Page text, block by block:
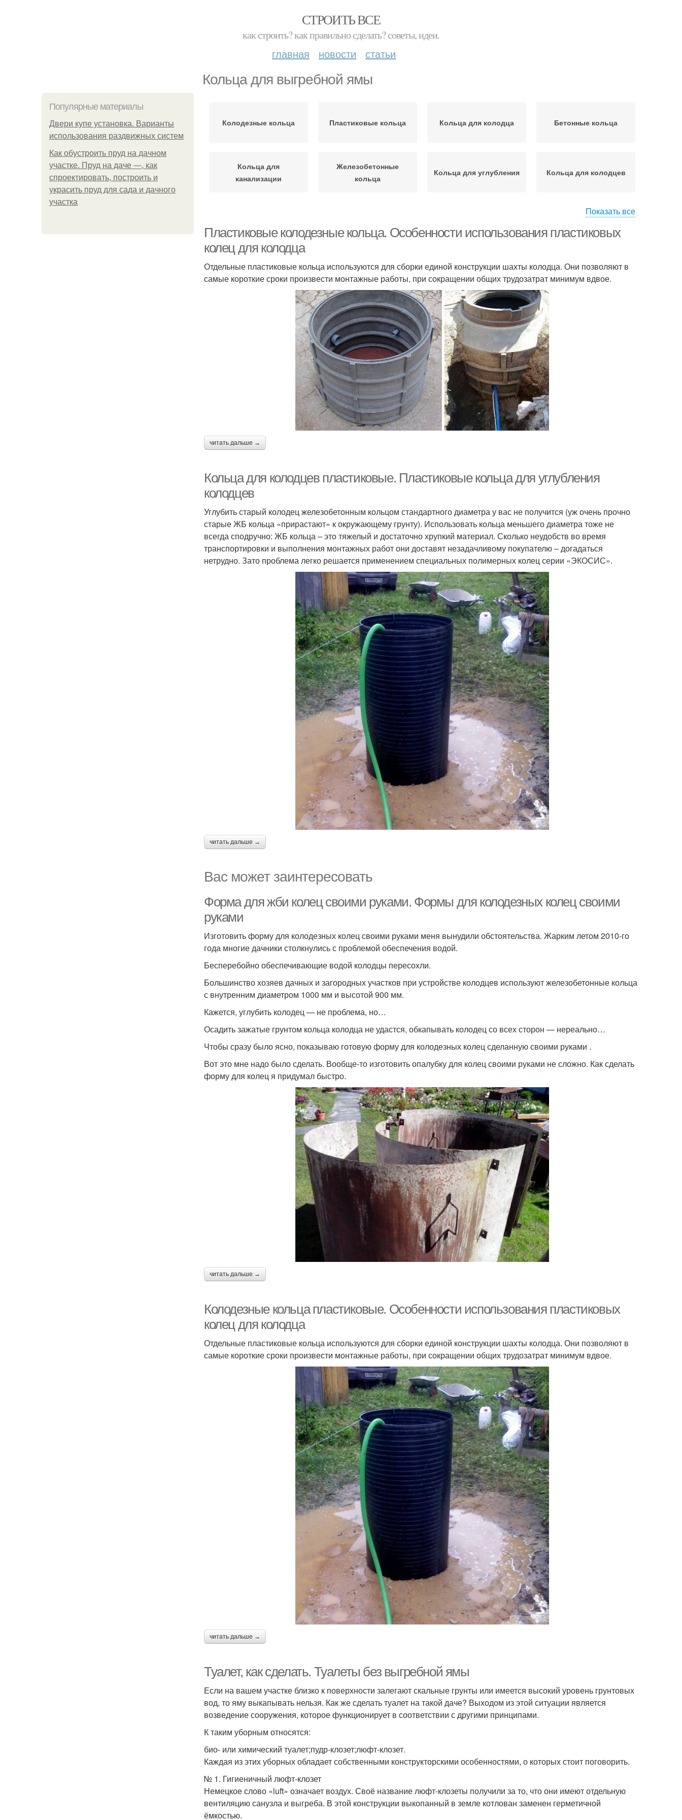
СТРОИТЬ ВСЕ
как строить? как правильно сделать? советы, идеи.
главная новости статьи
Кольца для выгребной ямы
Популярные материалы
Двери купе установка. Варианты
использования раздвижных систем
Как обустроить пруд на дачном
участке. Пруд на даче —, как
спроектировать, построить и
украсить пруд для сада и дачного
участка
Колодезные кольца Пластиковые кольца Кольца для колодца Бетонные кольца
Кольца для
канализации
Железобетонные
кольца
Кольца для углубления Кольца для колодцев
колец
Показать все
Пластиковые колодезные кольца. Особенности использования пластиковых
колец для колодца
Отдельные пластиковые кольца используются для сборки единой конструкции шахты колодца. Они позволяют в
самые короткие сроки произвести монтажные работы, при сокращении общих трудозатрат минимум вдвое.
читать дальше →
Кольца для колодцев пластиковые. Пластиковые кольца для углубления
колодцев
Углубить старый колодец железобетонным кольцом стандартного диаметра у вас не получится (уж очень прочно
старые ЖБ кольца «прирастают» к окружающему грунту). Использовать кольца меньшего диаметра тоже не
всегда сподручно: ЖБ кольца – это тяжелый и достаточно хрупкий материал. Сколько неудобств во время
транспортировки и выполнения монтажных работ они доставят незадачливому покупателю – догадаться
нетрудно. Зато проблема легко решается применением специальных полимерных колец серии «ЭКОСИС».
читать дальше →
Вас может заинтересовать
Форма для жби колец своими руками. Формы для колодезных колец своими
руками
Изготовить форму для колодезных колец своими руками меня вынудили обстоятельства. Жарким летом 2010-го
года многие дачники столкнулись с проблемой обеспечения водой.
Бесперебойно обеспечивающие водой колодцы пересохли.
Большинство хозяев дачных и загородных участков при устройстве колодцев используют железобетонные кольца
с внутренним диаметром 1000 мм и высотой 900 мм.
Кажется, углубить колодец — не проблема, но…
Осадить зажатые грунтом кольца колодца не удастся, обкапывать колодец со всех сторон — нереально…
Чтобы сразу было ясно, показываю готовую форму для колодезных колец сделанную своими руками .
Вот это мне надо было сделать. Вообще-то изготовить опалубку для колец своими руками не сложно. Как сделать
форму для колец я придумал быстро.
читать дальше →
Колодезные кольца пластиковые. Особенности использования пластиковых
колец для колодца
Отдельные пластиковые кольца используются для сборки единой конструкции шахты колодца. Они позволяют в
самые короткие сроки произвести монтажные работы, при сокращении общих трудозатрат минимум вдвое.
читать дальше →
Туалет, как сделать. Туалеты без выгребной ямы
Если на вашем участке близко к поверхности залегают скальные грунты или имеется высокий уровень грунтовых
вод, то яму выкапывать нельзя. Как же сделать туалет на такой даче? Выходом из этой ситуации является
возведение сооружения, которое функционирует в соответствии с другими принципами.
К таким уборным относятся:
био- или химический туалет;пудр-клозет;люфт-клозет.
Каждая из этих уборных обладает собственными конструкторскими особенностями, о которых стоит поговорить.
№ 1. Гигиеничный люфт-клозет
Немецкое слово «luft» означает воздух. Своё название люфт-клозеты получили за то, что они имеют отдельную
вентиляцию санузла и выгреба. В этой конструкции выкопанный в земле котлован заменен герметичной
ёмкостью.